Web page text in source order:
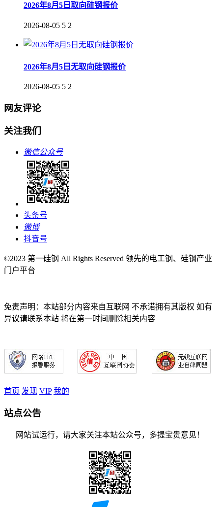
2026年8月5日取向硅钢报价
2026-08-05 5 2
2026年8月5日无取向硅钢报价
2026-08-05 5 2
网友评论
关注我们
微信公众号
头条号
微博
抖音号
©2023 第一硅钢 All Rights Reserved 领先的电工钢、硅钢产业
门户平台
免责声明：本站部分内容来自互联网 不承诺拥有其版权 如有
异议请联系本站 将在第一时间删除相关内容
首页 发现 VIP 我的
站点公告
网站试运行，请大家关注本站公众号，多提宝贵意见！